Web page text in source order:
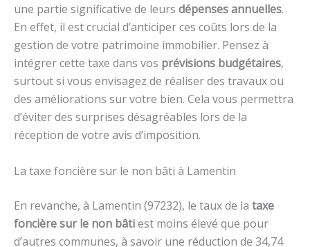
une partie significative de leurs dépenses annuelles.
En effet, il est crucial d’anticiper ces coûts lors de la
gestion de votre patrimoine immobilier. Pensez à
intégrer cette taxe dans vos prévisions budgétaires,
surtout si vous envisagez de réaliser des travaux ou
des améliorations sur votre bien. Cela vous permettra
d’éviter des surprises désagréables lors de la
réception de votre avis d’imposition.
La taxe foncière sur le non bâti à Lamentin
En revanche, à Lamentin (97232), le taux de la taxe
foncière sur le non bâtiest moins élevé que pour
d’autres communes, à savoir une réduction de 34,74